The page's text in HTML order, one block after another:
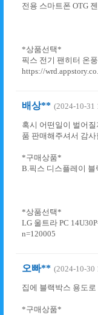
전용 스마트폰 OTG
*상품선택*
픽스 전기 팬히터 온
https://
배상** (2024-10-31
혹시 어떤일이 벌어
품 판매해주셔서 감
*구매상품*
B.픽스 디스플레이 블
*상품선택*
LG 울트라 PC
n=120005
오빠** (2024-10-30
집에 블랙박스 용도
*구매상품*